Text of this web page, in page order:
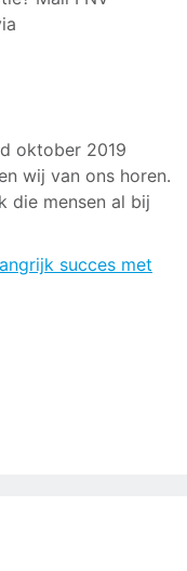
oktober 2019
wij van ons horen.
die mensen al bij
succes met